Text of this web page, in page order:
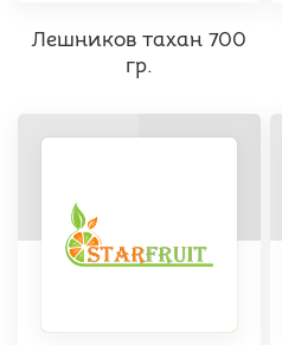
Лешников тахан 700
гр.